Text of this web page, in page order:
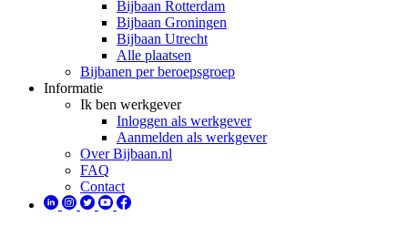
Bijbaan Rotterdam
Bijbaan Groningen
Bijbaan Utrecht
Alle plaatsen
Bijbanen per beroepsgroep
Informatie
Ik ben werkgever
Inloggen als werkgever
Aanmelden als werkgever
Over Bijbaan.nl
FAQ
Contact